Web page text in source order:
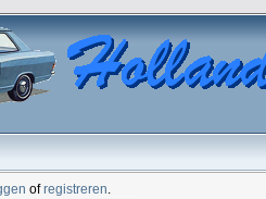
ofregistreren